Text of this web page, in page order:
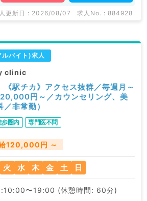
更新日 : 2026/08/07 求人No. : 884928
バイト)求人
clinic
《駅チカ》アクセス抜群／毎週月～
円～／カウンセリング、美
非常勤）
歩圏内 専門医不問
120,000円 ～
火 水 木 金 土 日
:10:00〜19:00 (休憩時間: 60分)